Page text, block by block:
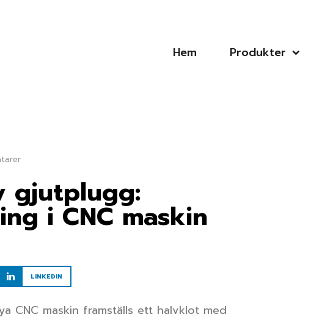
Hem Produkter
gjutplugg:
i CNC maskin
LINKEDIN
CNC maskin framställs ett halvklot med